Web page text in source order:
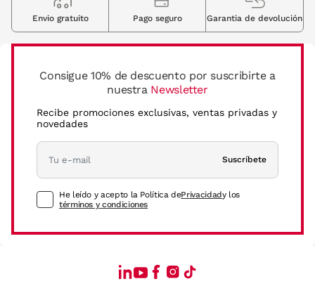
Consigue 10% de descuento por suscribirte a
nuestra Newsletter
Recibe promociones exclusivas, ventas privadas y
novedades
Suscríbete
He leído y acepto la Política dePrivacidady los
términos y condiciones
Envio gratuito Pago seguro Garantia de devolución